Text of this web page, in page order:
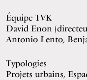
Équipe TVK
David Enon
Antonio Lento,
Typologies
Projets urbains,